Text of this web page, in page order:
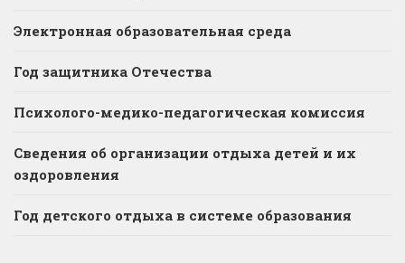
Электронная образовательная среда
Год защитника Отечества
Психолого-медико-педагогическая комиссия
Сведения об организации отдыха детей и их
оздоровления
Год детского отдыха в системе образования